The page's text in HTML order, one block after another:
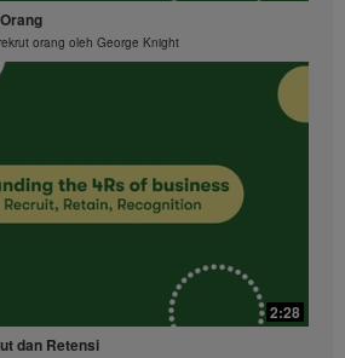
orang oleh George Knight
2:28
dan Retensi